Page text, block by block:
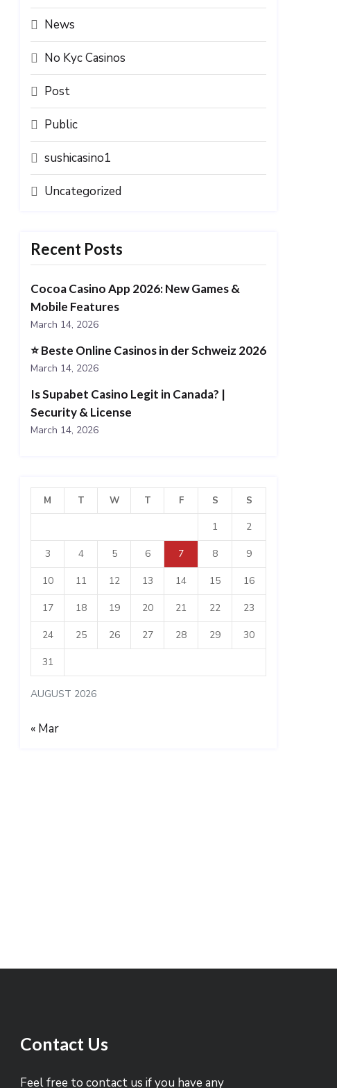
News
No Kyc Casinos
Post
Public
sushicasino1
Uncategorized
Recent Posts
Cocoa Casino App 2026: New Games &
Mobile Features
March 14, 2026
⭐️ Beste Online Casinos in der Schweiz 2026
March 14, 2026
Is Supabet Casino Legit in Canada? |
Security & License
March 14, 2026
AUGUST 2026
M T W T F S S
1 2
3 4 5 6 7 8 9
10 11 12 13 14 15 16
17 18 19 20 21 22 23
24 25 26 27 28 29 30
31
« Mar
Contact Us
Feel free to contact us if you have any